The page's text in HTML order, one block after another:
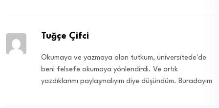
Tuğçe Çifci
Okumaya ve yazmaya olan tutkum, üniversitede'de
beni felsefe okumaya yönlendirdi. Ve artık
yazdıklarımı paylaşmalıyım diye düşündüm. Buradayım